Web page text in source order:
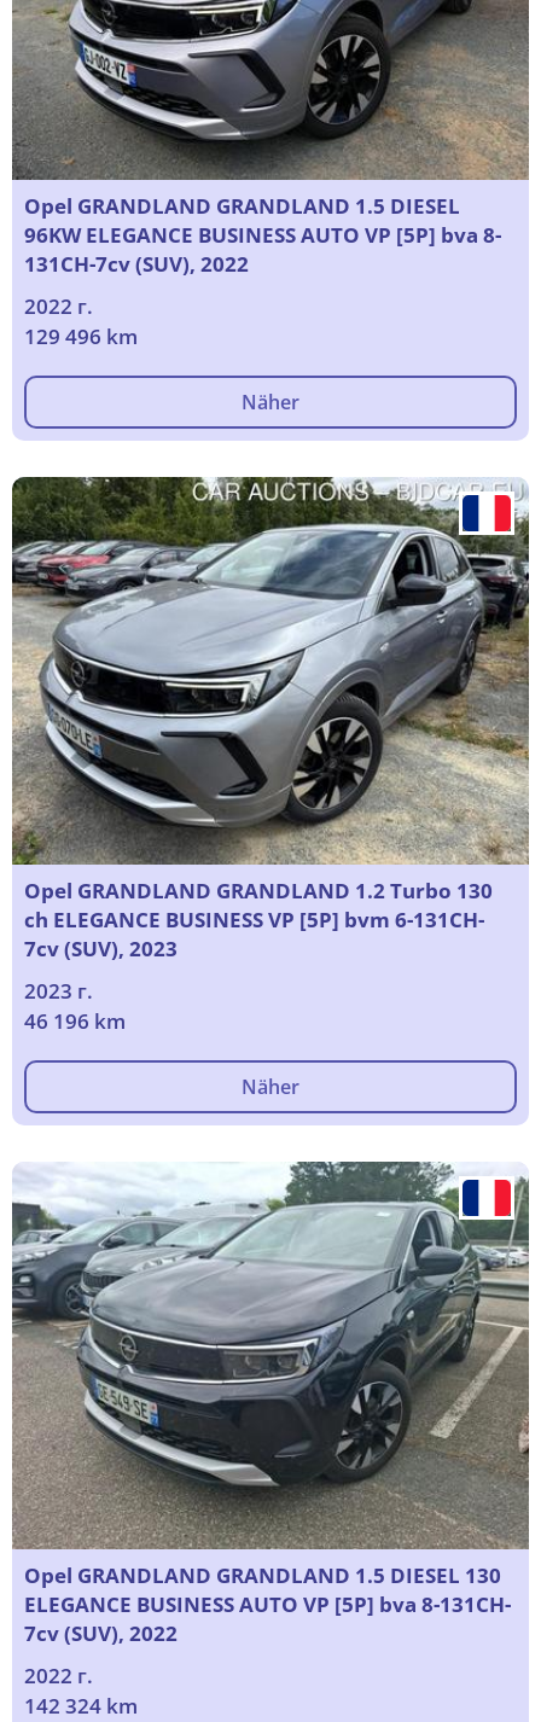
Opel GRANDLAND GRANDLAND 1.5 DIESEL
96KW ELEGANCE BUSINESS AUTO VP [5P] bva 8-
131CH-7cv (SUV), 2022
2022 г.
129 496 km
Näher
Opel GRANDLAND GRANDLAND 1.2 Turbo 130
ch ELEGANCE BUSINESS VP [5P] bvm 6-131CH-
7cv (SUV), 2023
2023 г.
46 196 km
Näher
Opel GRANDLAND GRANDLAND 1.5 DIESEL 130
ELEGANCE BUSINESS AUTO VP [5P] bva 8-131CH-
7cv (SUV), 2022
2022 г.
142 324 km